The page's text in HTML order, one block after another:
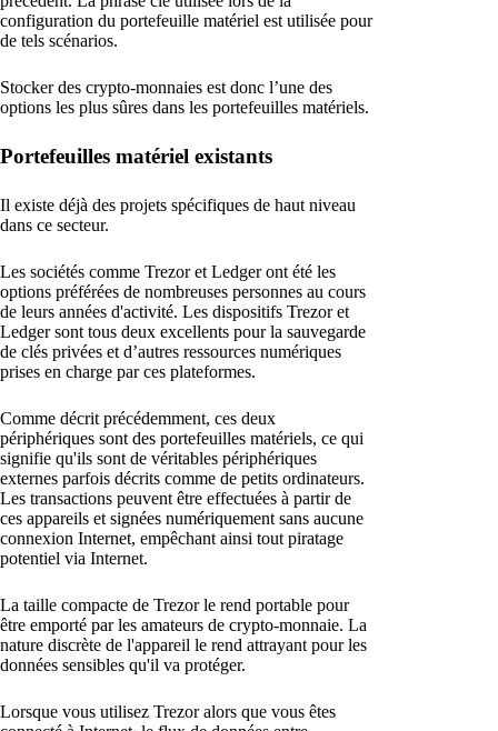
configuration du portefeuille matériel est utilisée pour
de tels scénarios.
Stocker des crypto-monnaies est donc l’une des
options les plus sûres dans les portefeuilles matériels.
Portefeuilles matériel existants
Il existe déjà des projets spécifiques de haut niveau
dans ce secteur.
Les sociétés comme Trezor et Ledger ont été les
options préférées de nombreuses personnes au cours
de leurs années d'activité. Les dispositifs Trezor et
Ledger sont tous deux excellents pour la sauvegarde
de clés privées et d’autres ressources numériques
prises en charge par ces plateformes.
Comme décrit précédemment, ces deux
périphériques sont des portefeuilles matériels, ce qui
signifie qu'ils sont de véritables périphériques
externes parfois décrits comme de petits ordinateurs.
Les transactions peuvent être effectuées à partir de
ces appareils et signées numériquement sans aucune
connexion Internet, empêchant ainsi tout piratage
potentiel via Internet.
La taille compacte de Trezor le rend portable pour
être emporté par les amateurs de crypto-monnaie. La
nature discrète de l'appareil le rend attrayant pour les
données sensibles qu'il va protéger.
Lorsque vous utilisez Trezor alors que vous êtes